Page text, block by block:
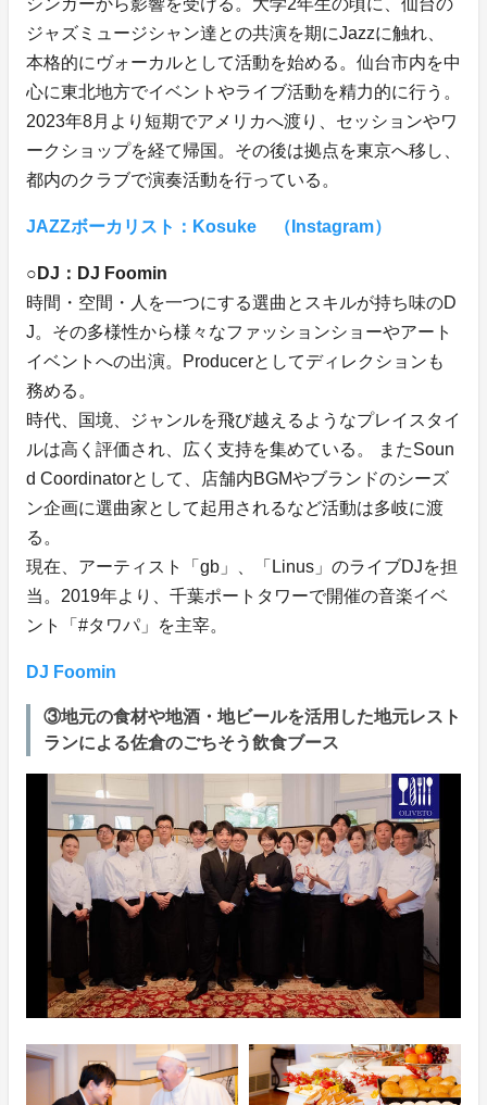
シンガーから影響を受ける。大学2年生の頃に、仙台の
ジャズミュージシャン達との共演を期にJazzに触れ、
本格的にヴォーカルとして活動を始める。仙台市内を中
心に東北地方でイベントやライブ活動を精力的に行う。
2023年8月より短期でアメリカへ渡り、セッションやワ
ークショップを経て帰国。その後は拠点を東京へ移し、
都内のクラブで演奏活動を行っている。
JAZZボーカリスト：Kosuke （Instagram）
○ DJ：DJ Foomin
時間・空間・人を一つにする選曲とスキルが持ち味のD
J。その多様性から様々なファッションショーやアート
イベントへの出演。Producerとしてディレクションも
務める。
時代、国境、ジャンルを飛び越えるようなプレイスタイ
ルは高く評価され、広く支持を集めている。 またSoun
d Coordinatorとして、店舗内BGMやブランドのシーズ
ン企画に選曲家として起用されるなど活動は多岐に渡
る。
現在、アーティスト「gb」、「Linus」のライブDJを担
当。2019年より、千葉ポートタワーで開催の音楽イベ
ント「#タワパ」を主宰。
DJ Foomin
③地元の食材や地酒・地ビールを活用した地元レスト
ランによる佐倉のごちそう飲食ブース